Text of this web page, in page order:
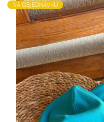
NA OBJEDNÁVKU